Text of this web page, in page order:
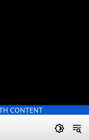
CONTENT